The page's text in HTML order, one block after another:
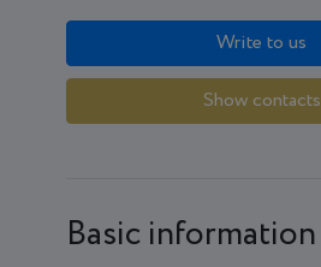
Write to us
Show contacts
Basic information